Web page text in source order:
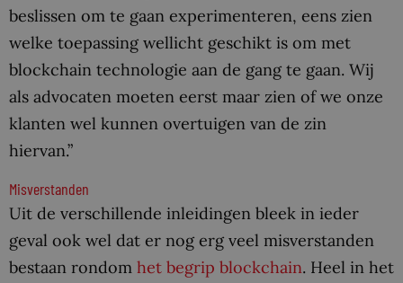
beslissen om te gaan experimenteren, eens zien
welke toepassing wellicht geschikt is om met
blockchain technologie aan de gang te gaan. Wij
als advocaten moeten eerst maar zien of we onze
klanten wel kunnen overtuigen van de zin
hiervan.”
Misverstanden
Uit de verschillende inleidingen bleek in ieder
geval ook wel dat er nog erg veel misverstanden
bestaan rondom het begrip blockchain. Heel in het